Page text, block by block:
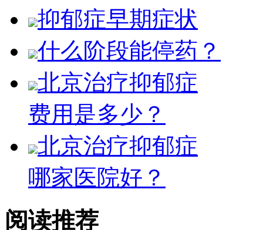
抑郁症早期症状
什么阶段能停药？
北京治疗抑郁症
费用是多少？
北京治疗抑郁症
哪家医院好？
阅读推荐